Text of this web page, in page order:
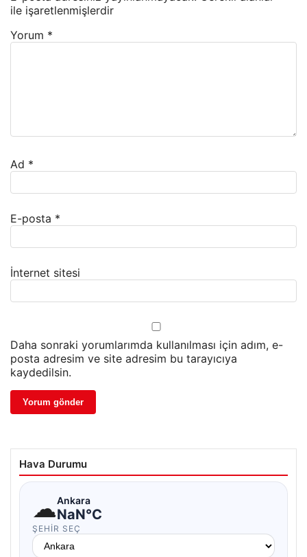
ile işaretlenmişlerdir
Yorum *
Ad *
E-posta *
İnternet sitesi
Daha sonraki yorumlarımda kullanılması için adım, e-
posta adresim ve site adresim bu tarayıcıya
kaydedilsin.
Hava Durumu
☁Ankara
NaN°C
ŞEHIR SEÇ